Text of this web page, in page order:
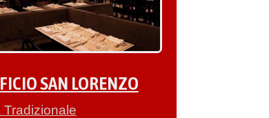
SAN LORENZO
Tradizionale